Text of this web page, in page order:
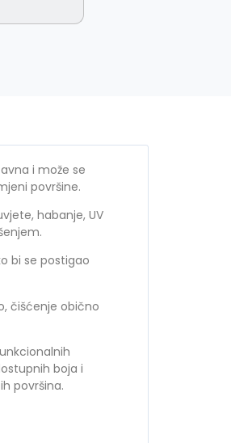
i može se
površine.
habanje, UV
bi se postigao
čišćenje obično
boja i
površina.